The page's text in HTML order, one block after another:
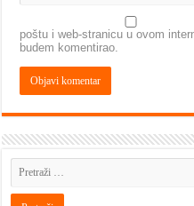
poštu i web-stranicu u ovom
budem komentirao.